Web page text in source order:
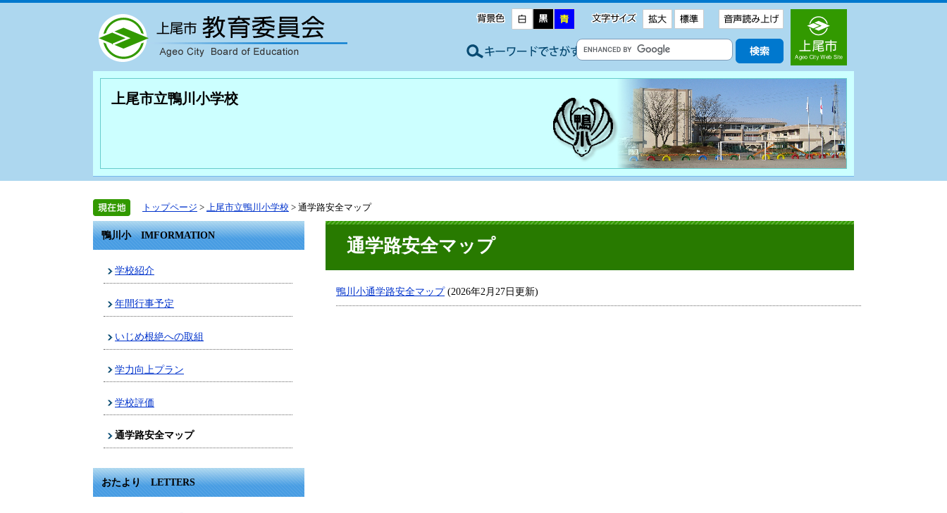
上尾市立鴨川小学校
トップページ > 上尾市立鴨川小学校 > 通学路安全マップ
鴨川小 IMFORMATION
学校紹介
年間行事予定
いじめ根絶への取組
学力向上プラン
学校評価
通学路安全マップ
おたより LETTERS
通学路安全マップ
鴨川小通学路安全マップ(2026年2月27日更新)